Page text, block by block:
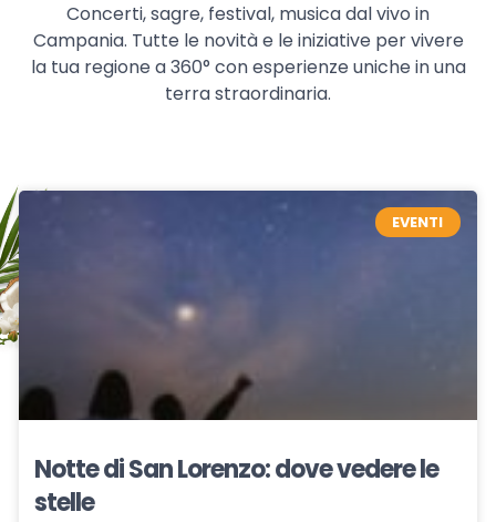
Concerti, sagre, festival, musica dal vivo in
Campania. Tutte le novità e le iniziative per vivere
la tua regione a 360° con esperienze uniche in una
terra straordinaria.
EVENTI
Notte di San Lorenzo: dove vedere le
stelle